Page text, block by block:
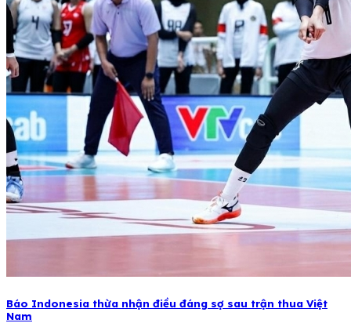
Báo Indonesia thừa nhận điều đáng sợ sau trận thua Việt
Nam